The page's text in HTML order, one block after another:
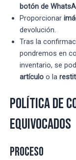
botón de
Proporcionar
devolución.
Tras la
pondremos en
inventario, se
artículo o la
Política de
Equivocados
Proceso